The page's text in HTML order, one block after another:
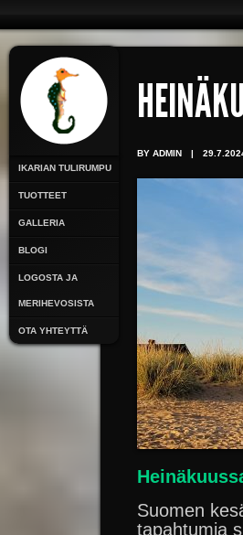
IKARIAN TULIRUMPU
TUOTTEET
GALLERIA
BLOGI
LOGOSTA JA
MERIHEVOSISTA
OTA YHTEYTTÄ
BY ADMIN |
Suomen
tapahtumia